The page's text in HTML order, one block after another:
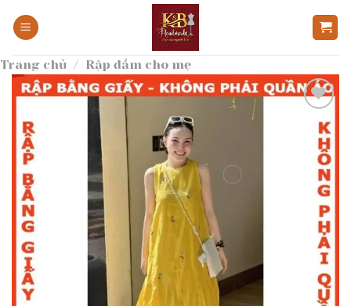
qua
dung
Trang chủ / Rập đầm cho mẹ
Add to
wishlist